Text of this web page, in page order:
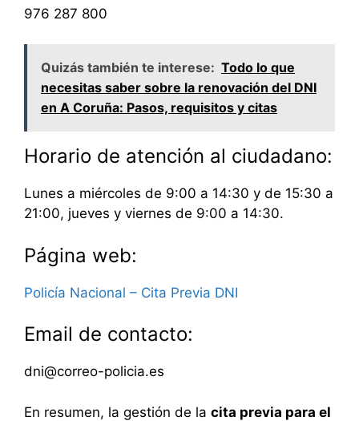
976 287 800
Quizás también te interese: Todo lo que
necesitas saber sobre la renovación del DNI
en A Coruña: Pasos, requisitos y citas
Horario de atención al ciudadano:
Lunes a miércoles de 9:00 a 14:30 y de 15:30 a
21:00, jueves y viernes de 9:00 a 14:30.
Página web:
Policía Nacional – Cita Previa DNI
Email de contacto:
dni@correo-policia.es
En resumen, la gestión de la cita previa para el